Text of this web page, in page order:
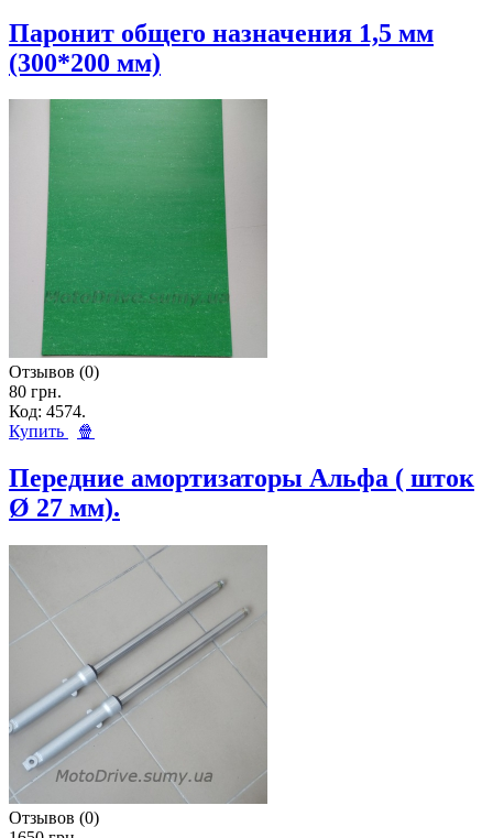
Паронит общего назначения 1,5 мм
(300*200 мм)
Отзывов (0)
80 грн.
Код: 4574.
Купить
🍿
Передние амортизаторы Альфа ( шток
Ø 27 мм).
Отзывов (0)